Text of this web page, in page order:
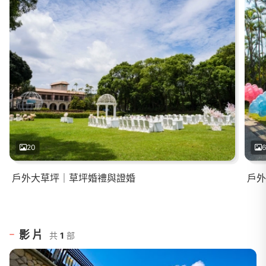
20
戶外大草坪｜草坪婚禮與證婚
6
戶
影片 共 1 部